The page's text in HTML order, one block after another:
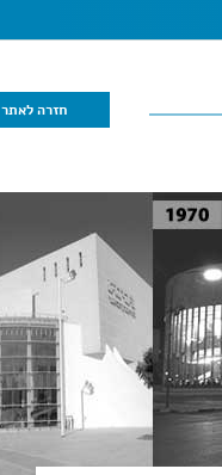
חזרה לאתר